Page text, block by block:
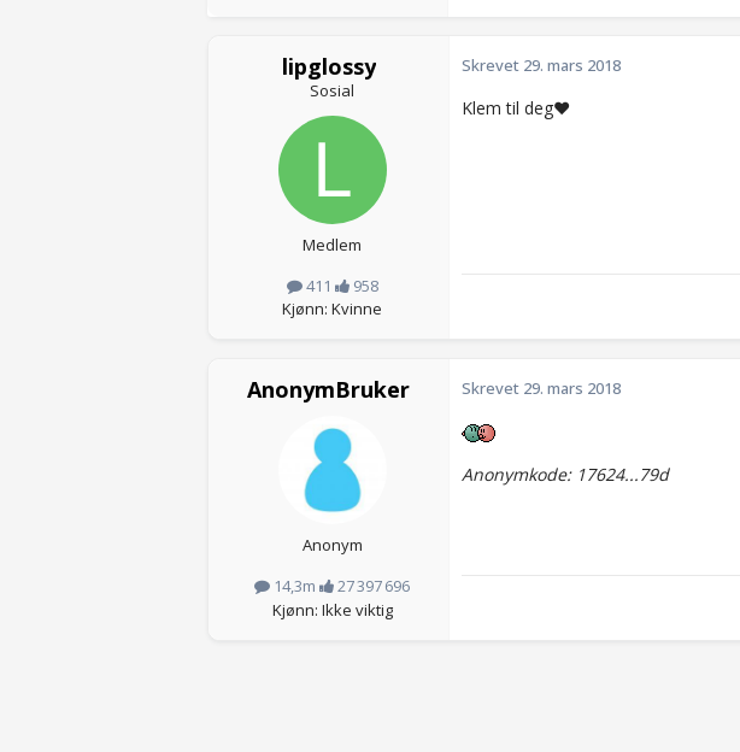
lipglossy
Sosial
Medlem
411
958
Kjønn: Kvinne
Skrevet 29. mars 2018
Klem til deg❤
AnonymBruker
Anonym
14,3m
27 397 696
Kjønn: Ikke viktig
Skrevet 29. mars 2018
Anonymkode: 17624...79d